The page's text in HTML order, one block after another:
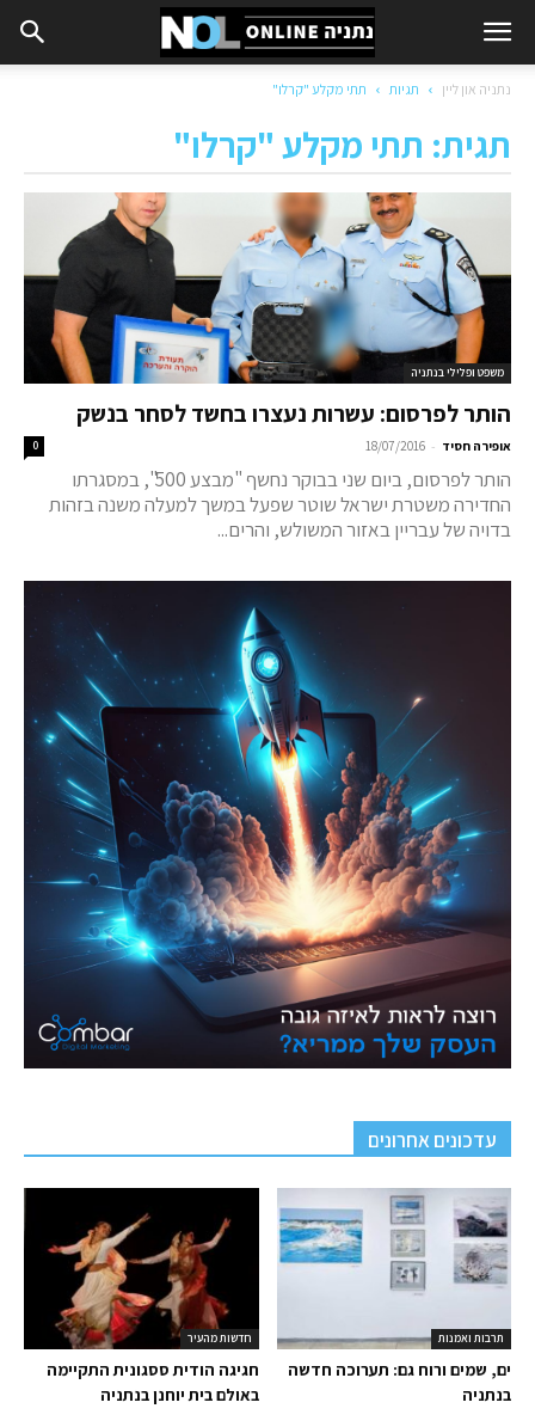
נתניה און ליין תגיות תתי מקלע "קרלו"
תגית: תתי מקלע "קרלו"
משפט ופלילי בנתניה
הותר לפרסום: עשרות נעצרו בחשד לסחר בנשק
אופירה חסיד -
18/07/2016
0
הותר לפרסום, ביום שני בבוקר נחשף "מבצע 500", במסגרתו
החדירה משטרת ישראל שוטר שפעל במשך למעלה משנה בזהות
בדויה של עבריין באזור המשולש, והרים...
עדכונים אחרונים
חדשות מהעיר
חגיגה הודית ססגונית התקיימה
באולם בית יוחנן בנתניה
תרבות ואמנות
ים, שמים ורוח גם: תערוכה חדשה
בנתניה